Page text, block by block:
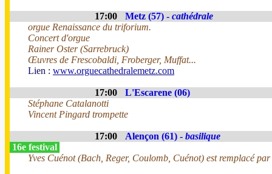
17:00 Metz (57) - cathédrale
orgue Renaissance du triforium.
Concert d'orgue
Rainer Oster (Sarrebruck)
Œuvres de Frescobaldi, Froberger, Muffat...
Lien : www.orguecathedralemetz.com
17:00
L'Escarene (06)
Stéphane Catalanotti
Vincent Pingard trompette
17:00 Alençon (61) - basilique
16e festival
Yves Cuénot (Bach, Reger, Coulomb, Cuénot) est remplacé